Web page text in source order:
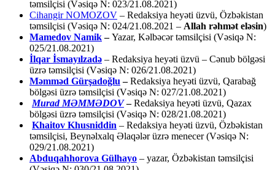
təmsilçisi (Vəsiqə N: 023/21.08.2021)
Cihangir NOMOZOV – Redaksiya heyəti üzvü, Özbəkistan
təmsilçisi (Vəsiqə N: 024/21.08.2021 – Allah rəhmət eləsin)
Mamedov Namik–Yazar, Kəlbəcər təmsilçisi (Vəsiqə N:
025/21.08.2021)
İlqar İsmayılzadə – Redaksiya heyəti üzvü – Cənub bölgəsi
üzrə təmsilçisi (Vəsiqə N: 026/21.08.2021)
Məmməd Gürşadoğlu –Redaksiya heyəti üzvü, Qarabağ
bölgəsi üzrə təmsilçisi (Vəsiqə N: 027/21.08.2021)
Murad MƏMMƏDOV –Redaksiya heyəti üzvü, Qazax
bölgəsi üzrə təmsilçisi (Vəsiqə N: 028/21.08.2021)
Khaitov Khusniddin – Redaksiya heyəti üzvü, Özbəkistan
təmsilçisi, Beynəlxalq Əlaqələr üzrə menecer (Vəsiqə N:
029/21.08.2021)
Abduqahhorova Gülhayo – yazar, Özbəkistan təmsilçisi